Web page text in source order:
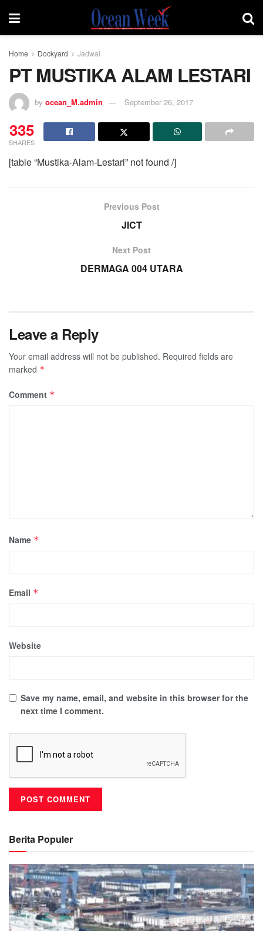
Home Dockyard Jadwal
PT MUSTIKA ALAM LESTARI
by ocean_M.admin September 26, 2017
335
SHARES
[table “Mustika-Alam-Lestari” not found /]
Previous Post
JICT
Next Post
DERMAGA 004 UTARA
Leave a Reply
Your email address will not be published. Required fields are
marked *
Comment *
Name *
Email *
Website
Save my name, email, and website in this browser for the
next time I comment.
Berita Populer